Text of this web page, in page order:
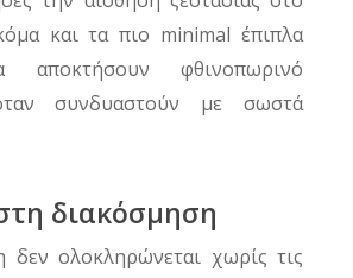
και τα πιο minimal έπιπλα
αποκτήσουν φθινοπωρινό
συνδυαστούν με σωστά
διακόσμηση
δεν ολοκληρώνεται χωρίς τις